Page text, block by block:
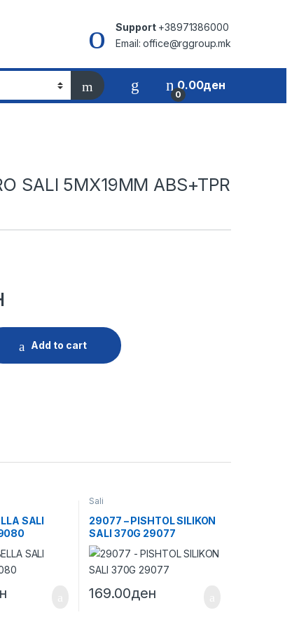
Support+38971386000
Email: office@rggroup.mk
0
0.00ден
SALI 5MX19MM ABS+TPR
ABS+TPR 29086 quantity
Add to cart
SALI
Sali
29077 – PISHTOL SILIKON
SALI 370G 29077
169.00ден